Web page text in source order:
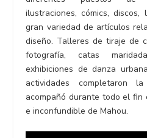
ilustraciones, cómics,
gran variedad de artículos
diseño. Talleres de tiraje de
fotografía, catas
exhibiciones de danza
actividades completaron
acompañó durante todo el fin
e inconfundible de Mahou.